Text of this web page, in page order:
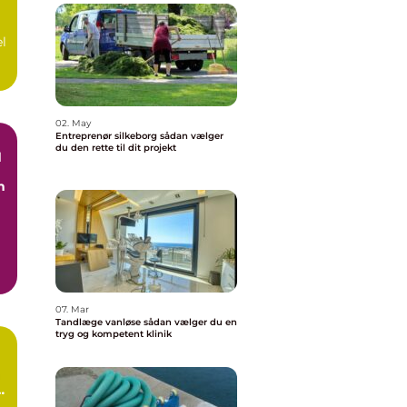
02. May
Entreprenør silkeborg sådan vælger
du den rette til dit projekt
07. Mar
Tandlæge vanløse sådan vælger du en
tryg og kompetent klinik